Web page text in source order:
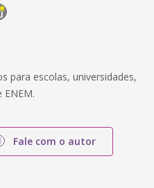
para escolas, universidades,
Fale com o autor